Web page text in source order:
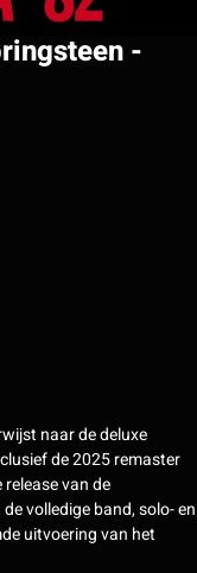
-
naar de deluxe
de 2025 remaster
van de
volledige band, solo- en
uitvoering van het